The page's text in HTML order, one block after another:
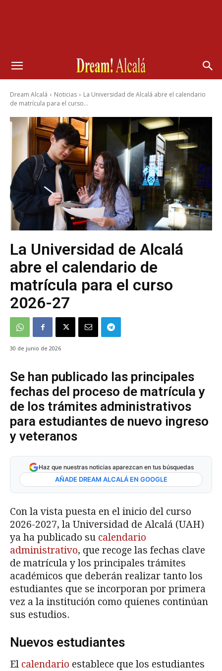
Dream Alcalá Noticias
La Universidad de Alcalá abre el calendario
de matrícula para el curso...
La Universidad de Alcalá
abre el calendario de
matrícula para el curso
2026-27
30 de junio de 2026
Se han publicado las principales
fechas del proceso de matrícula y
de los trámites administrativos
para estudiantes de nuevo ingreso
y veteranos
Haz que nuestras noticias aparezcan en tus búsquedas
AÑADE DREAM ALCALÁ EN GOOGLE
Con la vista puesta en el inicio del curso
2026-2027, la Universidad de Alcalá (UAH)
ya ha publicado su calendario
administrativo, que recoge las fechas clave
de matrícula y los principales trámites
académicos que deberán realizar tanto los
estudiantes que se incorporan por primera
vez a la institución como quienes continúan
sus estudios.
Nuevos estudiantes
El calendario establece que los estudiantes